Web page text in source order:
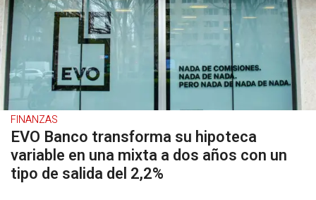
FINANZAS
EVO Banco transforma su hipoteca
variable en una mixta a dos años con un
tipo de salida del 2,2%